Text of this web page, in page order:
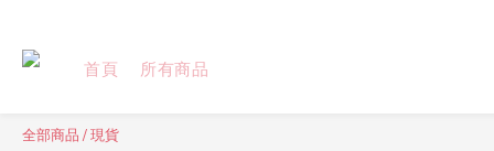
首頁 所有商品
全部商品 /現貨